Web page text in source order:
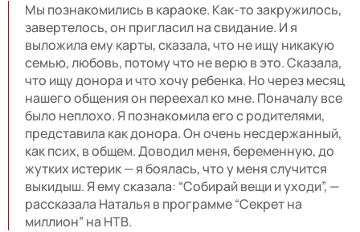
Мы познакомились в караоке. Как-то закружилось,
завертелось, он пригласил на свидание. И я
выложила ему карты, сказала, что не ищу никакую
семью, любовь, потому что не верю в это. Сказала,
что ищу донора и что хочу ребенка. Но через месяц
нашего общения он переехал ко мне. Поначалу все
было неплохо. Я познакомила его с родителями,
представила как донора. Он очень несдержанный,
как псих, в общем. Доводил меня, беременную, до
жутких истерик — я боялась, что у меня случится
выкидыш. Я ему сказала: “Собирай вещи и уходи”, —
рассказала Наталья в программе “Секрет на
миллион” на НТВ.